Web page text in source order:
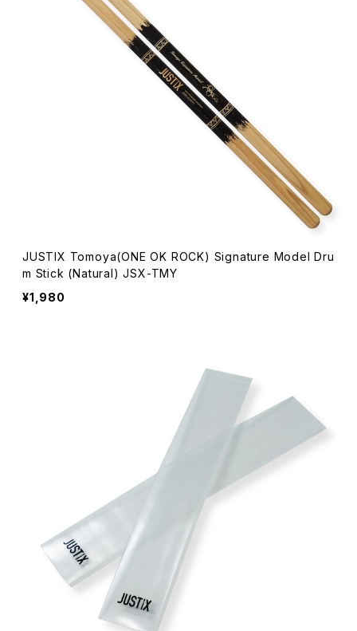
JUSTIX Tomoya(ONE OK ROCK) Signature Model Dru
m Stick (Natural) JSX-TMY
¥1,980